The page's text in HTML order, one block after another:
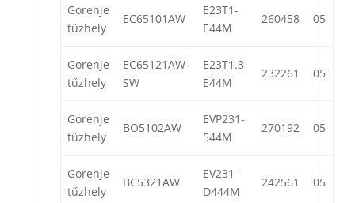
Gorenje
tűzhely
EC65101AW
E23T1-
E44M
260458 05
Gorenje
tűzhely
EC65121AW-
SW
E23T1.3-
E44M
232261 05
Gorenje
tűzhely
BO5102AW
EVP231-
544M
270192 05
Gorenje
tűzhely
BC5321AW
EV231-
D444M
242561 05